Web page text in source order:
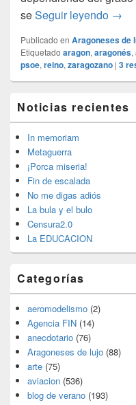
seSeguir leyendo →
Publicado en Aragoneses de
Etiquetado aragon, aragonés,
psoe, reino, zaragozano | 3
área
de
widget
barra
lateral
primaria
Noticias recientes
In memoriam
Metaguerra
¡Porca miseria!
Fin de escalada
No me digas adiós
La bula y el bulo
Censura2.0
La EDUCACION
Categorías
aeromodelismo (2)
Agencia FIN (14)
anecdotario (76)
Aragoneses de lujo (88)
arte (75)
aviacion (536)
blog de verano (193)